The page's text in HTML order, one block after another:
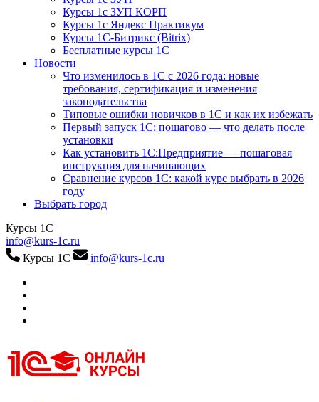
Курсы 1с ЗУП КОРП
Курсы 1с Яндекс Практикум
Курсы 1С-Битрикс (Bitrix)
Бесплатные курсы 1С
Новости
Что изменилось в 1С с 2026 года: новые
требования, сертификация и изменения
законодательства
Типовые ошибки новичков в 1С и как их избежать
Первый запуск 1С: пошагово — что делать после
установки
Как установить 1С:Предприятие — пошаговая
инструкция для начинающих
Сравнение курсов 1С: какой курс выбрать в 2026
году
Выбрать город
Курсы 1С
info@kurs-1c.ru
Курсы 1С
info@kurs-1c.ru